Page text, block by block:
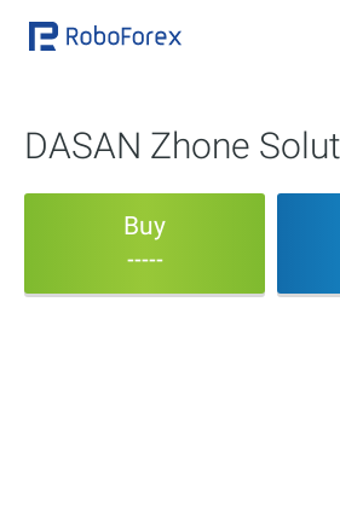
DASAN Zhone
Buy
-----